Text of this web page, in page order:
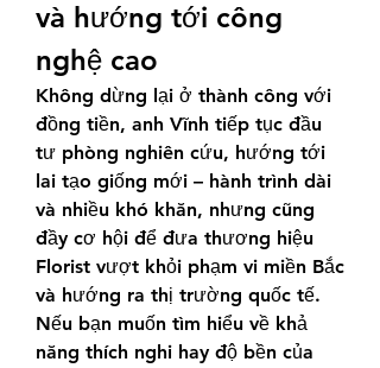
và hướng tới công
nghệ cao
Không dừng lại ở thành công với
đồng tiền, anh Vĩnh tiếp tục đầu
tư phòng nghiên cứu, hướng tới
lai tạo giống mới – hành trình dài
và nhiều khó khăn, nhưng cũng
đầy cơ hội để đưa thương hiệu
Florist vượt khỏi phạm vi miền Bắc
và hướng ra thị trường quốc tế.
Nếu bạn muốn tìm hiểu về khả
năng thích nghi hay độ bền của